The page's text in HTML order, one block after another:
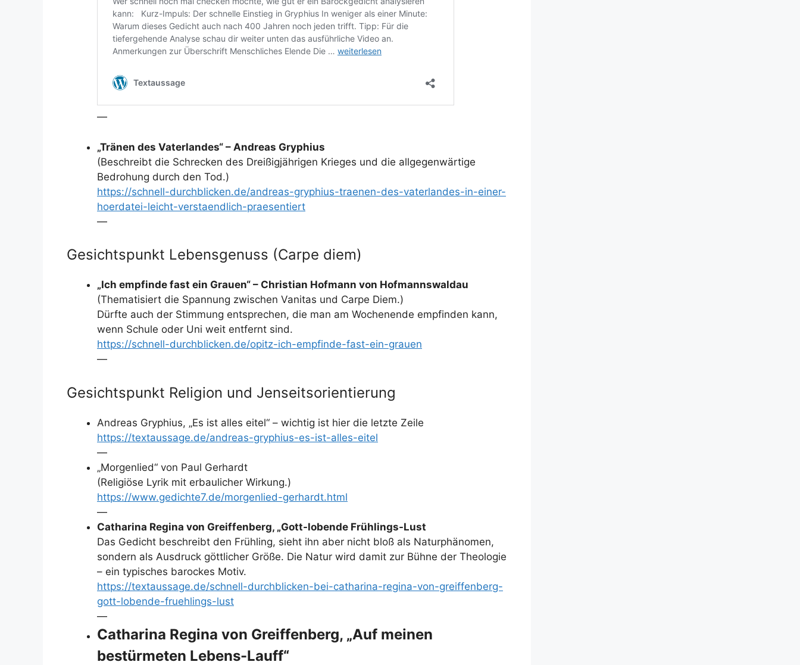
—
„Tränen des Vaterlandes“ – Andreas Gryphius
(Beschreibt die Schrecken des Dreißigjährigen Krieges und die allgegenwärtige
Bedrohung durch den Tod.)
https://schnell-durchblicken.de/andreas-gryphius-traenen-des-vaterlandes-in-einer-
hoerdatei-leicht-verstaendlich-praesentiert
—
Gesichtspunkt Lebensgenuss (Carpe diem)
„Ich empfinde fast ein Grauen“ – Christian Hofmann von Hofmannswaldau
(Thematisiert die Spannung zwischen Vanitas und Carpe Diem.)
Dürfte auch der Stimmung entsprechen, die man am Wochenende empfinden kann,
wenn Schule oder Uni weit entfernt sind.
https://schnell-durchblicken.de/opitz-ich-empfinde-fast-ein-grauen
—
Gesichtspunkt Religion und Jenseitsorientierung
Andreas Gryphius, „Es ist alles eitel“ – wichtig ist hier die letzte Zeile
https://textaussage.de/andreas-gryphius-es-ist-alles-eitel
—
„Morgenlied“ von Paul Gerhardt
(Religiöse Lyrik mit erbaulicher Wirkung.)
https://www.gedichte7.de/morgenlied-gerhardt.html
—
Catharina Regina von Greiffenberg, „Gott-lobende Frühlings-Lust
Das Gedicht beschreibt den Frühling, sieht ihn aber nicht bloß als Naturphänomen,
sondern als Ausdruck göttlicher Größe. Die Natur wird damit zur Bühne der Theologie
– ein typisches barockes Motiv.
https://textaussage.de/schnell-durchblicken-bei-catharina-regina-von-greiffenberg-
gott-lobende-fruehlings-lust
—
Catharina Regina von Greiffenberg, „Auf meinen
bestürmeten Lebens-Lauff“